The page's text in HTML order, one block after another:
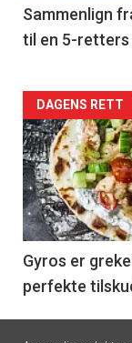
5
Sammenlign
til en 5-retters
Forsiden
akkurat
nå
-
6
DAGENS RETT
Gyros er
perfekte